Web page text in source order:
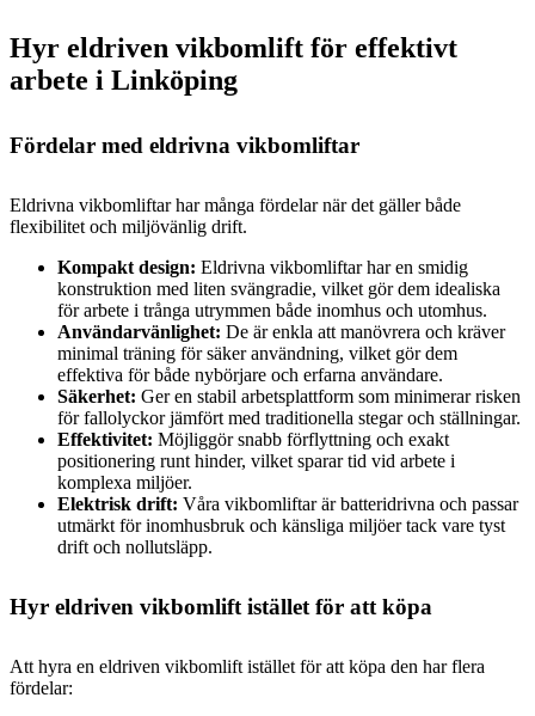
Hyr eldriven vikbomlift för effektivt
arbete i Linköping
Fördelar med eldrivna vikbomliftar
Eldrivna vikbomliftar har många fördelar när det gäller både
flexibilitet och miljövänlig drift.
Kompakt design: Eldrivna vikbomliftar har en smidig
konstruktion med liten svängradie, vilket gör dem idealiska
för arbete i trånga utrymmen både inomhus och utomhus.
Användarvänlighet: De är enkla att manövrera och kräver
minimal träning för säker användning, vilket gör dem
effektiva för både nybörjare och erfarna användare.
Säkerhet: Ger en stabil arbetsplattform som minimerar risken
för fallolyckor jämfört med traditionella stegar och ställningar.
Effektivitet: Möjliggör snabb förflyttning och exakt
positionering runt hinder, vilket sparar tid vid arbete i
komplexa miljöer.
Elektrisk drift: Våra vikbomliftar är batteridrivna och passar
utmärkt för inomhusbruk och känsliga miljöer tack vare tyst
drift och nollutsläpp.
Hyr eldriven vikbomlift istället för att köpa
Att hyra en eldriven vikbomlift istället för att köpa den har flera
fördelar: